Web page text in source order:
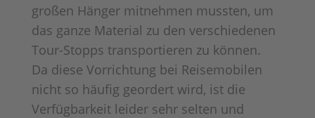
großen Hänger mitnehmen mussten, um
das ganze Material zu den verschiedenen
Tour-Stopps transportieren zu können.
Da diese Vorrichtung bei Reisemobilen
nicht so häufig geordert wird, ist die
Verfügbarkeit leider sehr selten und